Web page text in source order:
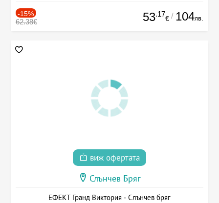
-15%
62.38€ 53.17
€ / 104лв.
виж офертата
Слънчев Бряг
ЕФЕКТ Гранд Виктория - Слънчев бряг